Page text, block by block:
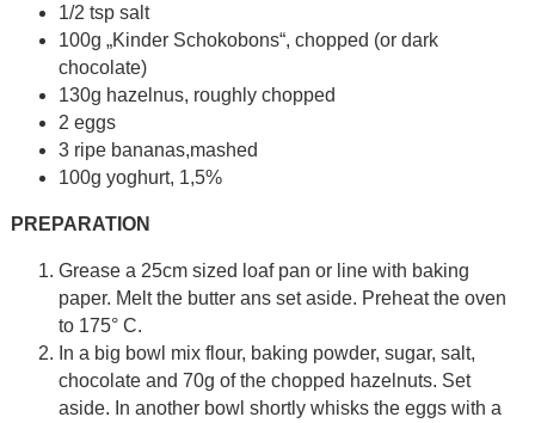
1/2 tsp salt
100g „Kinder Schokobons“, chopped (or dark
chocolate)
130g hazelnus, roughly chopped
2 eggs
3 ripe bananas,mashed
100g yoghurt, 1,5%
PREPARATION
Grease a 25cm sized loaf pan or line with baking
paper. Melt the butter ans set aside. Preheat the oven
to 175° C.
In a big bowl mix flour, baking powder, sugar, salt,
chocolate and 70g of the chopped hazelnuts. Set
aside. In another bowl shortly whisks the eggs with a